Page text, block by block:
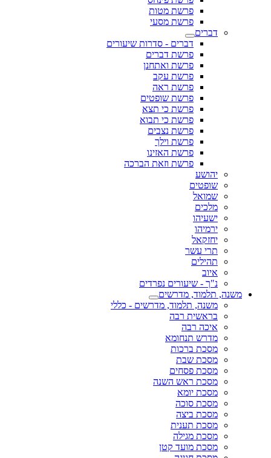
פרשת מטות
פרשת מסעי
דברים
דברים - סדרות שיעורים
פרשת דברים
פרשת ואתחנן
פרשת עקב
פרשת ראה
פרשת שופטים
פרשת כי תצא
פרשת כי תבוא
פרשת נצבים
פרשת וילך
פרשת האזינו
פרשת וזאת הברכה
יהושע
שופטים
שמואל
מלכים
ישעיהו
ירמיהו
יחזקאל
תרי עשר
תהילים
איוב
נ"ך - שיעורים נפרדים
משנה, תלמוד, מדרשים
משנה, תלמוד, מדרשים - כללי
בראשית רבה
איכה רבה
מדרש תנחומא
מסכת ברכות
מסכת שבת
מסכת פסחים
מסכת ראש השנה
מסכת יומא
מסכת סוכה
מסכת ביצה
מסכת תענית
מסכת מגילה
מסכת מועד קטן